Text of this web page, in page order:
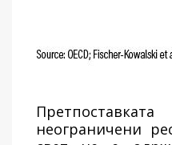
неограничени